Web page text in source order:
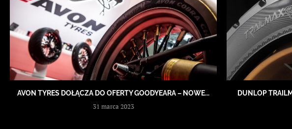
AVON TYRES DOŁĄCZA DO OFERTY GOODYEARA – NOWE...
31 marca 2023
DUNLOP